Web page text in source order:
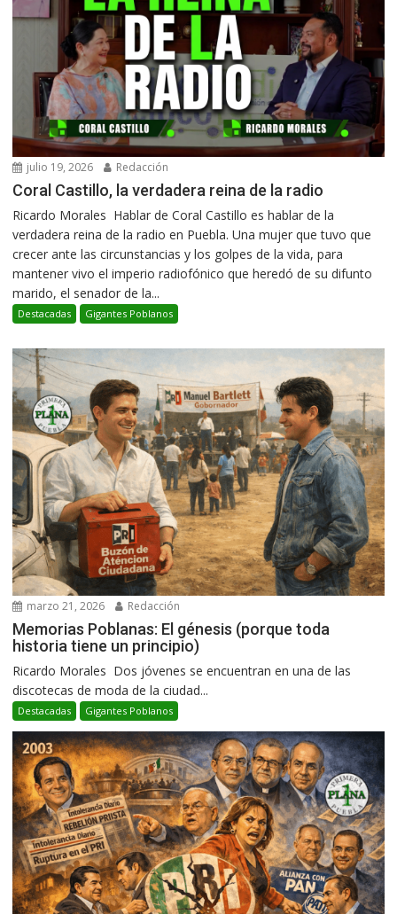
julio 19, 2026 Redacción
Coral Castillo, la verdadera reina de la radio
Ricardo Morales Hablar de Coral Castillo es hablar de la
verdadera reina de la radio en Puebla. Una mujer que tuvo que
crecer ante las circunstancias y los golpes de la vida, para
mantener vivo el imperio radiofónico que heredó de su difunto
marido, el senador de la...
Destacadas Gigantes Poblanos
marzo 21, 2026 Redacción
Memorias Poblanas: El génesis (porque toda
historia tiene un principio)
Ricardo Morales Dos jóvenes se encuentran en una de las
discotecas de moda de la ciudad...
Destacadas Gigantes Poblanos